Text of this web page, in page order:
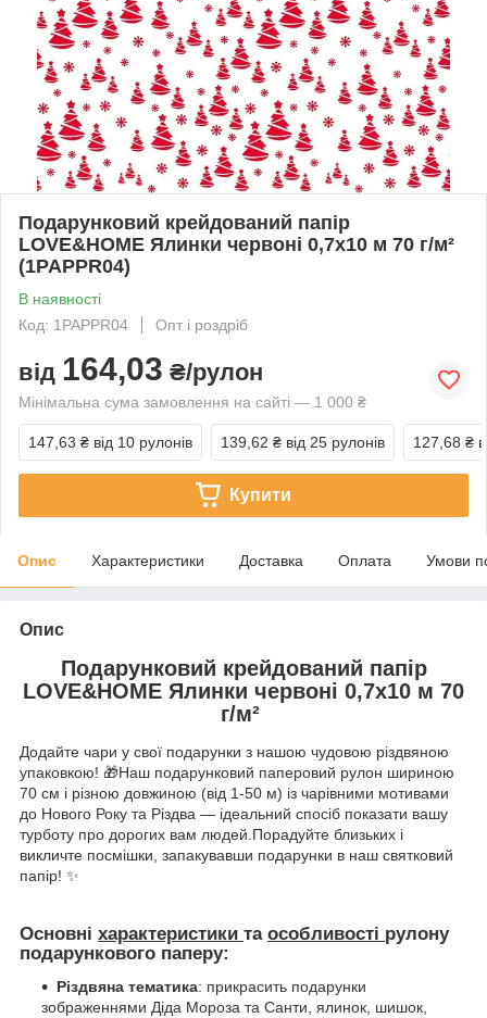
Подарунковий крейдований папір
LOVE&HOME Ялинки червоні 0,7х10 м 70 г/м²
(1PAPPR04)
В наявності
Код: 1PAPPR04
Опт і роздріб
від 164,03 ₴/рулон
Мінімальна сума замовлення на сайті — 1 000 ₴
147,63 ₴ від 10 рулонів 139,62 ₴ від 25 рулонів 127,68 ₴
Купити
Опис Характеристики Доставка Оплата Умови
Опис
Подарунковий крейдований папір
LOVE&HOME Ялинки червоні 0,7х10 м 70
г/м²
Додайте чари у свої подарунки з нашою чудовою різдвяною
упаковкою! 🎁Наш подарунковий паперовий рулон шириною
70 см і різною довжиною (від 1-50 м) із чарівними мотивами
до Нового Року та Різдва — ідеальний спосіб показати вашу
турботу про дорогих вам людей.Порадуйте близьких і
викличте посмішки, запакувавши подарунки в наш святковий
папір! ✨
Основні характеристики та особливості рулону
подарункового паперу:
Різдвяна тематика: прикрасить подарунки
зображеннями Діда Мороза та Санти, ялинок, шишок,